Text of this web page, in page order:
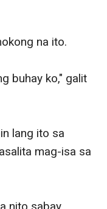
na ito.
buhay ko," galit
lang ito sa
mag-isa sa
nito sabay